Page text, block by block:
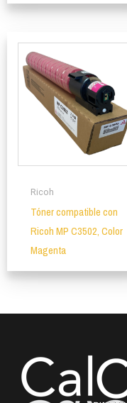
Ricoh
Tóner compatible con
Ricoh MP C3502, Color
Magenta